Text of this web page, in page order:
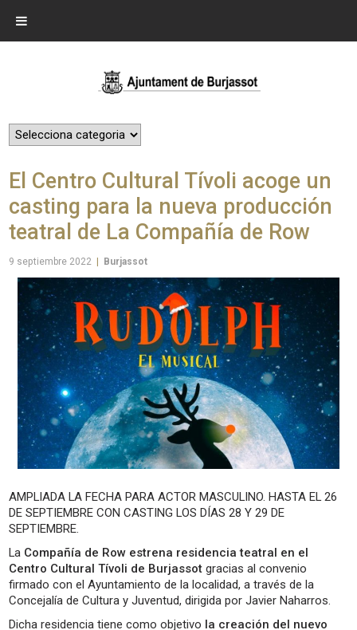
El Centro Cultural Tívoli acoge un
casting para la nueva producción
teatral de La Compañía de Row
9 septiembre 2022 Burjassot
AMPLIADA LA FECHA PARA ACTOR MASCULINO. HASTA EL 26
DE SEPTIEMBRE CON CASTING LOS DÍAS 28 Y 29 DE
SEPTIEMBRE.
La Compañía de Row estrena residencia teatral en el
Centro Cultural Tívoli de Burjassot gracias al convenio
firmado con el Ayuntamiento de la localidad, a través de la
Concejalía de Cultura y Juventud, dirigida por Javier Naharros.
Dicha residencia tiene como objetivo la creación del nuevo